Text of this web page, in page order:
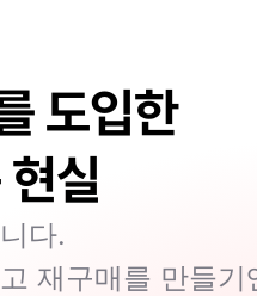
도입한
실
다.
재구매를 만들